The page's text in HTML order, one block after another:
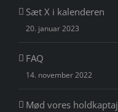
Sæt X i kalenderen
20. januar 2023
FAQ
14. november 2022
Mød vores